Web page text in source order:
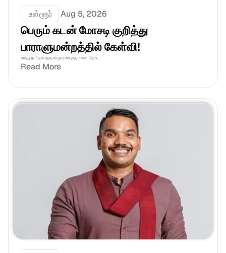
உள்ளூர் Aug 5, 2026
பெரும் கடன் மோசடி குறித்து
பாராளுமன்றத்தில் கேள்வி!
எமது நாட்டில் ஒரு சாதாரண குடிமகன் அரச...
Read More